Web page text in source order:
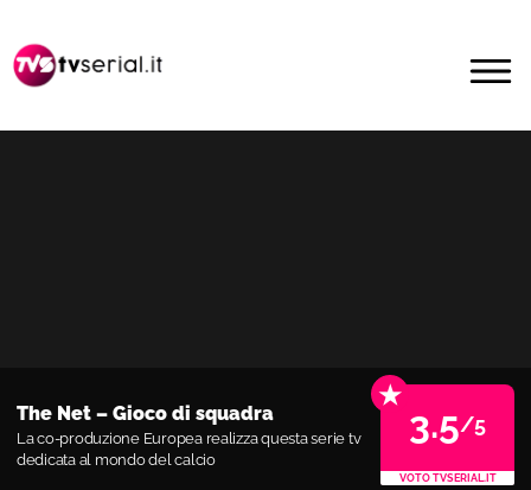
alla
navigazione
contenuto
MENU
The Net – Gioco di squadra
La co-produzione Europea realizza questa serie tv
dedicata al mondo del calcio
★
3.5/5
VOTO TVSERIAL.IT